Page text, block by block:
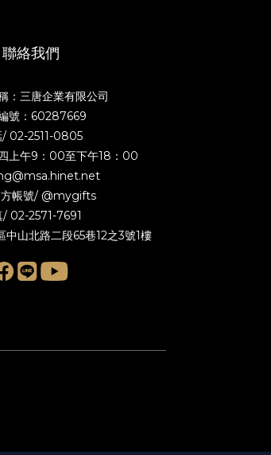
聯絡我們
：三唐企業有限公司
號：60287669
/ 02-2511-0805
上午9：00至下午18：00
帳號/ @mygifts
/ 02-2571-7691
中山北路二段65巷12之3號1樓